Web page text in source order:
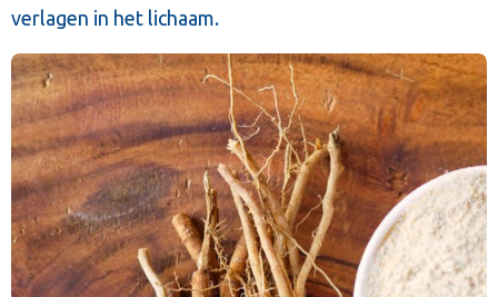
verlagen in het lichaam.